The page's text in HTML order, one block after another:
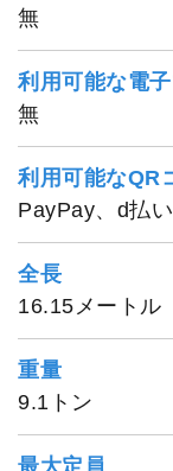
無
利用可能な電
無
利用可能なQR
PayPay、d払
全長
16.15メートル
重量
9.1トン
最大定員